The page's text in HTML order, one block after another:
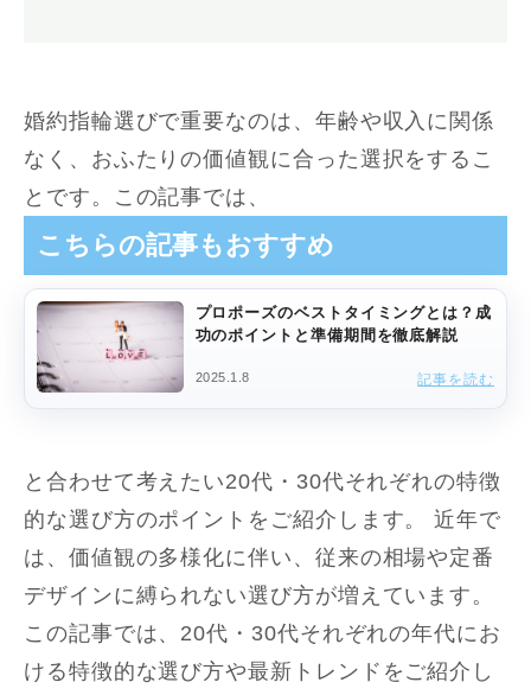
婚約指輪選びで重要なのは、年齢や収入に関係
なく、おふたりの価値観に合った選択をするこ
とです。この記事では、
こちらの記事もおすすめ
プロポーズのベストタイミングとは？成
功のポイントと準備期間を徹底解説
2025.1.8 記事を読む
と合わせて考えたい20代・30代それぞれの特徴
的な選び方のポイントをご紹介します。 近年で
は、価値観の多様化に伴い、従来の相場や定番
デザインに縛られない選び方が増えています。
この記事では、20代・30代それぞれの年代にお
ける特徴的な選び方や最新トレンドをご紹介し